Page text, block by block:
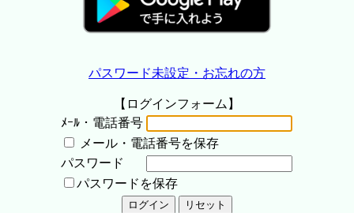
パスワード未設定・お忘れの方
【ログインフォーム】
ﾒｰﾙ・電話番号
メール・電話番号を保存
パスワード
パスワードを保存